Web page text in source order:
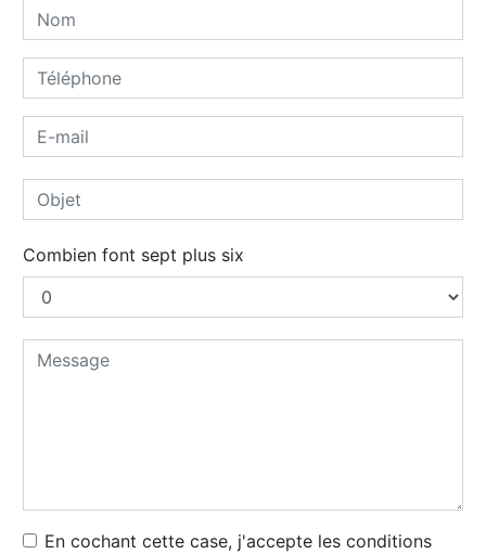
Combien font sept plus six
En cochant cette case, j'accepte les conditions